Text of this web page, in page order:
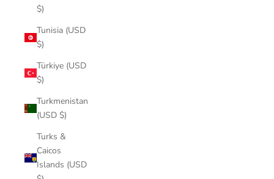
$)
Tunisia (USD
$)
Türkiye (USD
$)
Turkmenistan
(USD $)
Turks &
Caicos
Islands (USD